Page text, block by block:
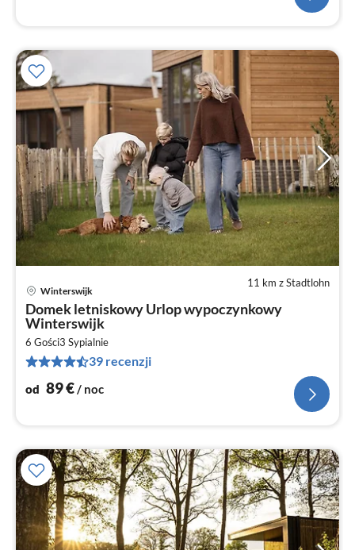
11 km z Stadtlohn
Winterswijk
Domek letniskowy Urlop wypoczynkowy
Winterswijk
6 Gości3 Sypialnie
39 recenzji
od 89€/ noc